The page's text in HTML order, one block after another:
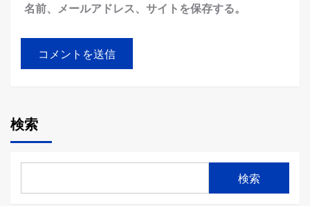
名前、メールアドレス、サイトを保存する。
検索
検索